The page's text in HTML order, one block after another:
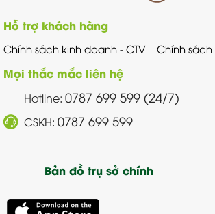
Hỗ trợ khách hàng
Chính sách kinh doanh - CTV Chính
Mọi thắc mắc liên hệ
Hotline: 0787 699 599 (24/7)
CSKH: 0787 699 599
Bản đồ trụ sở chính